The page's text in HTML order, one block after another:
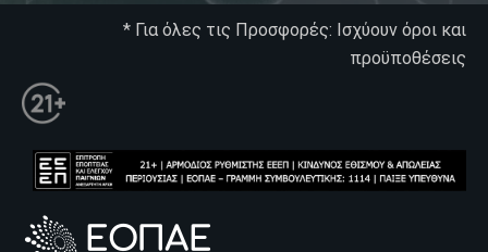
* Για όλες τις Προσφορές: Ισχύουν όροι και
προϋποθέσεις